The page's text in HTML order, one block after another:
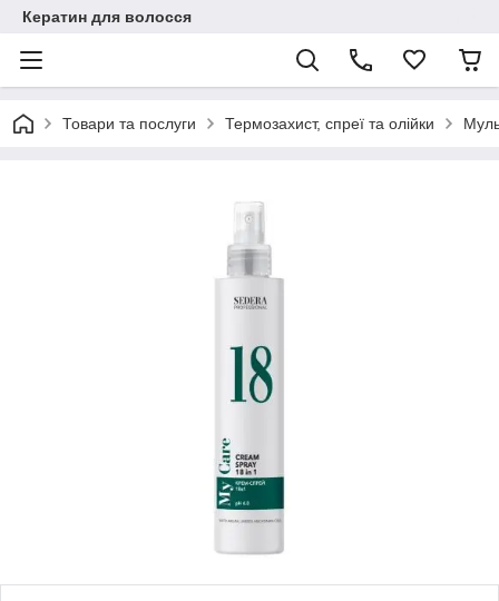
Кератин для волосся
Товари та послуги Термозахист, спреї та олійки